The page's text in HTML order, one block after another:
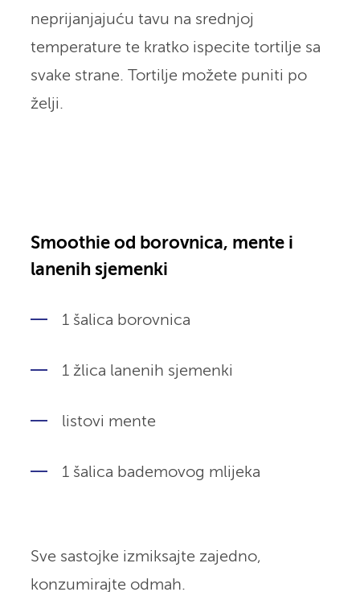
neprijanjajuću tavu na srednjoj
temperature te kratko ispecite tortilje sa
svake strane. Tortilje možete puniti po
želji.
Smoothie od borovnica, mente i
lanenih sjemenki
1 šalica borovnica
1 žlica lanenih sjemenki
listovi mente
1 šalica bademovog mlijeka
Sve sastojke izmiksajte zajedno,
konzumirajte odmah.